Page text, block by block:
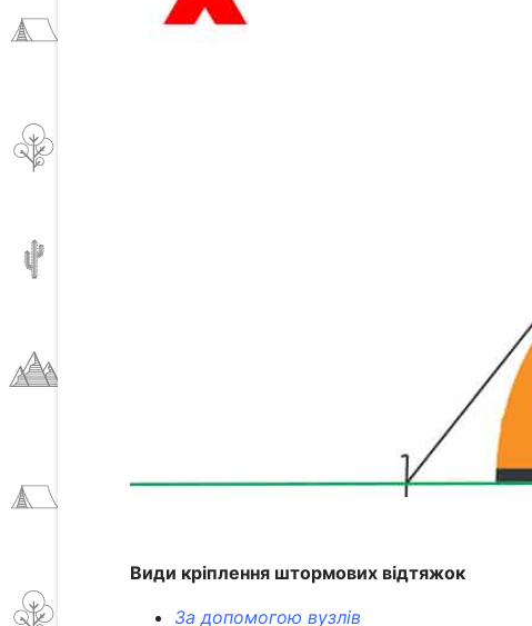
Види кріплення штормових відтяжок
За допомогою вузлів